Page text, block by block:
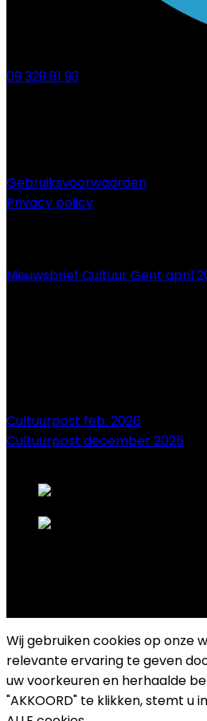
09 329 81 93
Gebruiksvoorwaarden
Privacy policy
Nieuwsbrief Cultuur Gent april
Cultuurpost feb. 2026
Cultuurpost december 2025
Wij gebruiken cookies op onze
relevante ervaring te geven
uw voorkeuren en herhaalde
"AKKOORD" te klikken, stemt u